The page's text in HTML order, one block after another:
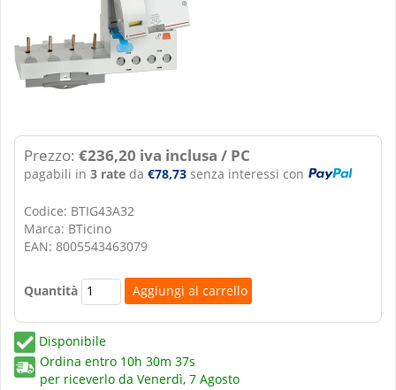
Prezzo: €236,20 iva inclusa / PC
pagabili in 3 rate da €78,73 senza interessi con
Codice: BTIG43A32
Marca: BTicino
EAN: 8005543463079
Quantità
Disponibile
Ordina entro 10h 30m 37s
per riceverlo da Venerdì, 7 Agosto